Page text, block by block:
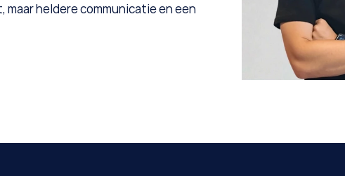
heldere communicatie en een